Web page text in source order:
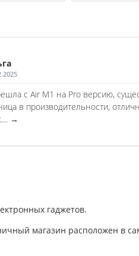
с Air M1 на Pro версию,
в производительности,
→
гаджетов.
магазин расположен в